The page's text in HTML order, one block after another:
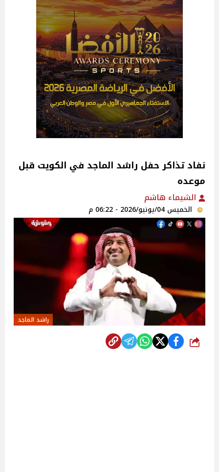
نفاد تذاكر حفل راشد الماجد في الكويت قبل
موعده
الشيماء هاشم
الخميس 04/يونيو/2026 - 06:22 م
راشد الماجد
شارك